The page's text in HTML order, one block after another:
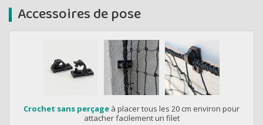
Accessoires de pose
Crochet sans perçage à placer tous les 20 cm environ pour
attacher facilement un filet